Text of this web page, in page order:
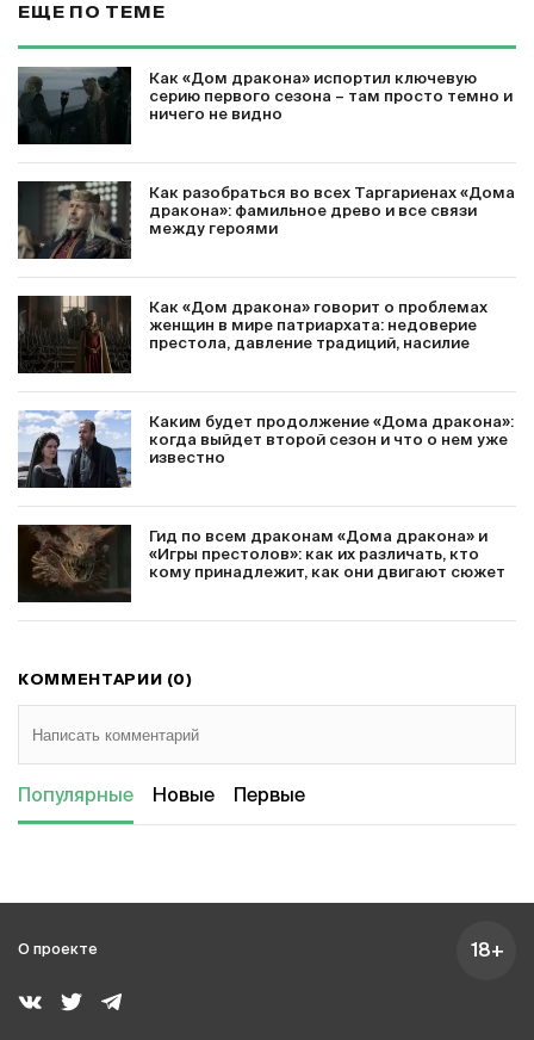
ЕЩЕ ПО ТЕМЕ
Как «Дом дракона» испортил ключевую
серию первого сезона – там просто темно и
ничего не видно
Как разобраться во всех Таргариенах «Дома
дракона»: фамильное древо и все связи
между героями
Как «Дом дракона» говорит о проблемах
женщин в мире патриархата: недоверие
престола, давление традиций, насилие
Каким будет продолжение «Дома дракона»:
когда выйдет второй сезон и что о нем уже
известно
Гид по всем драконам «Дома дракона» и
«Игры престолов»: как их различать, кто
кому принадлежит, как они двигают сюжет
КОММЕНТАРИИ (0)
Популярные Новые Первые
О проекте 18+